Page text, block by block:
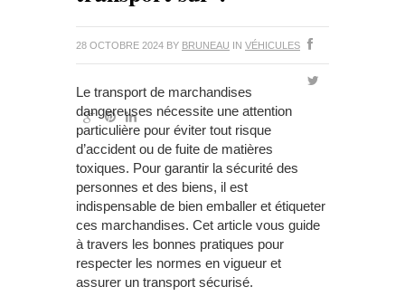
28 OCTOBRE 2024 BY BRUNEAU IN VÉHICULES
Le transport de marchandises
dangereuses nécessite une attention
particulière pour éviter tout risque
d’accident ou de fuite de matières
toxiques. Pour garantir la sécurité des
personnes et des biens, il est
indispensable de bien emballer et étiqueter
ces marchandises. Cet article vous guide
à travers les bonnes pratiques pour
respecter les normes en vigueur et
assurer un transport sécurisé.